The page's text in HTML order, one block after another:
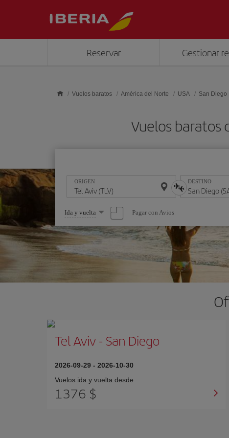
Reservar Gestionar
Vuelos baratos América del Norte USA San Diego
Vuelos baratos
ORIGEN DESTINO
Seleccione
una
opción
Ida y vuelta Pagar con Avios
Tel Aviv- San Diego
2026-09-29 - 2026-10-30
Vuelos ida y vuelta desde
1376 $